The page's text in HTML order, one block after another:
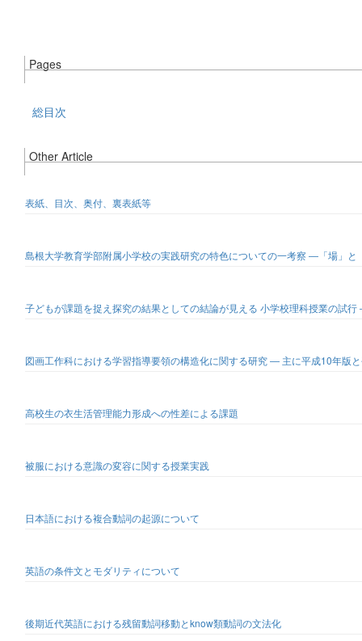
Pages
総目次
Other Article
表紙、目次、奥付、裏表紙等
島根大学教育学部附属小学校の実践研究の特色についての一考察 ―「場」
子どもが課題を捉え探究の結果としての結論が見える 小学校理科授業の試
図画工作科における学習指導要領の構造化に関する研究 ― 主に平成10年版
高校生の衣生活管理能力形成への性差による課題
被服における意識の変容に関する授業実践
日本語における複合動詞の起源について
英語の条件文とモダリティについて
後期近代英語における残留動詞移動とknow類動詞の文法化